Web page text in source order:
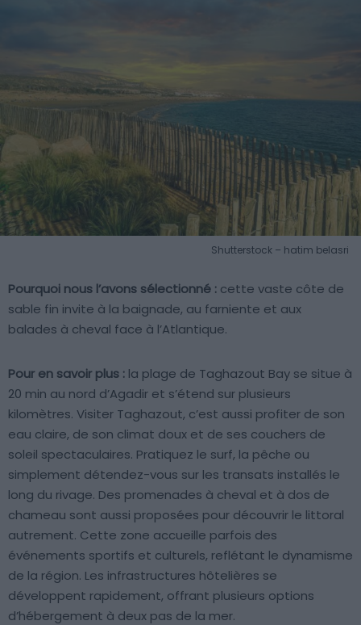
Shutterstock – hatim belasri
Pourquoi nous l’avons sélectionné : cette vaste côte de
sable fin invite à la baignade, au farniente et aux
balades à cheval face à l’Atlantique.
Pour en savoir plus : la plage de Taghazout Bay se situe à
20 min au nord d’Agadir et s’étend sur plusieurs
kilomètres. Visiter Taghazout, c’est aussi profiter de son
eau claire, de son climat doux et de ses couchers de
soleil spectaculaires. Pratiquez le surf, la pêche ou
simplement détendez-vous sur les transats installés le
long du rivage. Des promenades à cheval et à dos de
chameau sont aussi proposées pour découvrir le littoral
autrement. Cette zone accueille parfois des
événements sportifs et culturels, reflétant le dynamisme
de la région. Les infrastructures hôtelières se
développent rapidement, offrant plusieurs options
d’hébergement à deux pas de la mer.